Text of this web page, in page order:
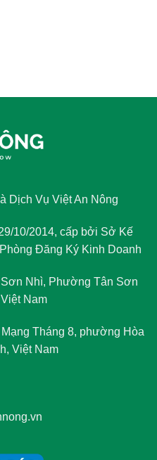
Dịch Vụ Việt An Nông
10/2014, cấp bởi Sở Kế
Đăng Ký Kinh Doanh
Nhì, Phường Tân Sơn
Nam
Tháng 8, phường Hòa
Việt Nam